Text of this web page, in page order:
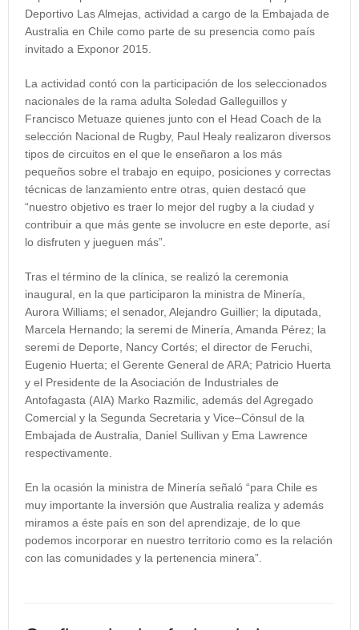
Deportivo Las Almejas, actividad a cargo de la Embajada de
Australia en Chile como parte de su presencia como país
invitado a Exponor 2015.
La actividad contó con la participación de los seleccionados
nacionales de la rama adulta Soledad Galleguillos y
Francisco Metuaze quienes junto con el Head Coach de la
selección Nacional de Rugby, Paul Healy realizaron diversos
tipos de circuitos en el que le enseñaron a los más
pequeños sobre el trabajo en equipo, posiciones y correctas
técnicas de lanzamiento entre otras, quien destacó que
“nuestro objetivo es traer lo mejor del rugby a la ciudad y
contribuir a que más gente se involucre en este deporte, así
lo disfruten y jueguen más”.
Tras el término de la clínica, se realizó la ceremonia
inaugural, en la que participaron la ministra de Minería,
Aurora Williams; el senador, Alejandro Guillier; la diputada,
Marcela Hernando; la seremi de Minería, Amanda Pérez; la
seremi de Deporte, Nancy Cortés; el director de Feruchi,
Eugenio Huerta; el Gerente General de ARA; Patricio Huerta
y el Presidente de la Asociación de Industriales de
Antofagasta (AIA) Marko Razmilic, además del Agregado
Comercial y la Segunda Secretaria y Vice–Cónsul de la
Embajada de Australia, Daniel Sullivan y Ema Lawrence
respectivamente.
En la ocasión la ministra de Minería señaló “para Chile es
muy importante la inversión que Australia realiza y además
miramos a éste país en son del aprendizaje, de lo que
podemos incorporar en nuestro territorio como es la relación
con las comunidades y la pertenencia minera”.